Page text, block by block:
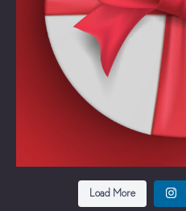
Load More